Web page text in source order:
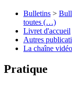
Bulletins > Bull
toutes (…)
Livret d'accueil
Autres
La chaîne vidéo
Pratique